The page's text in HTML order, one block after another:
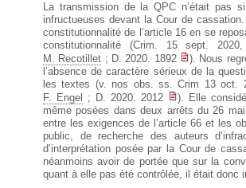
La transmission de la QPC n’était pas
infructueuses devant la Cour de
constitutionnalité de l’article 16 en se
constitutionnalité (Crim. 15 sept.
M. Recotillet ; D. 2020. 1892
). Nous
l’absence de caractère sérieux de la
les textes (v. nos obs. ss. Crim 13 oct.
F. Engel
; D. 2020. 2012
). Elle
même posées dans deux arrêts du 26
entre les exigences de l’article 66 et les
public, de recherche des auteurs
d’interprétation posée par la Cour de
néanmoins avoir de portée que sur la
quant à elle pas été contrôlée, il était donc